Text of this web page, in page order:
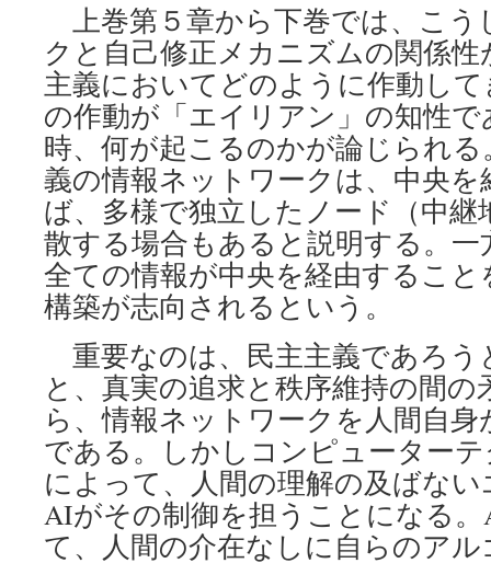
上巻第５章から下巻では、こう
クと自己修正メカニズムの関係
主義においてどのように作動し
の作動が「エイリアン」の知性
時、何が起こるのかが論じられ
義の情報ネットワークは、中央
ば、多様で独立したノード（中継
散する場合もあると説明する。一
全ての情報が中央を経由するこ
構築が志向されるという。
重要なのは、民主主義であろう
と、真実の追求と秩序維持の間
ら、情報ネットワークを人間自
である。しかしコンピューター
によって、人間の理解の及ばな
AIがその制御を担うことになる
て、人間の介在なしに自らのア